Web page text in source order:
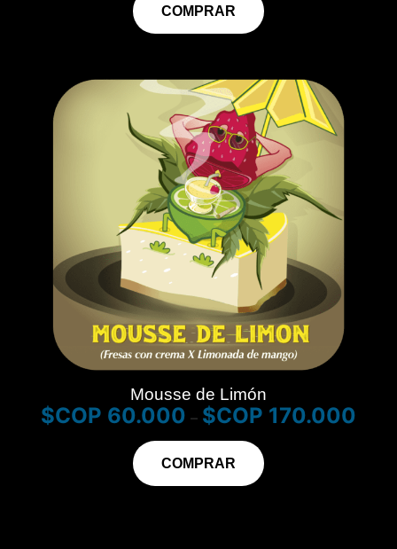
COMPRAR
Mousse de Limón
$ 60.000 – $ 170.000
COMPRAR